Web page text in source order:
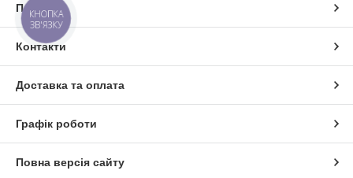
Про нас
Контакти
Доставка та оплата
Графік роботи
Повна версія сайту
КНОПКА
ЗВ'ЯЗКУ